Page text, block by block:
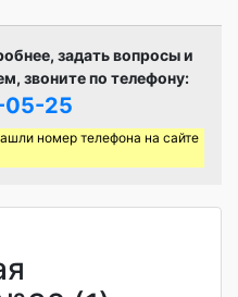
задать вопросы и
звоните по телефону:
05-25
номер телефона на сайте